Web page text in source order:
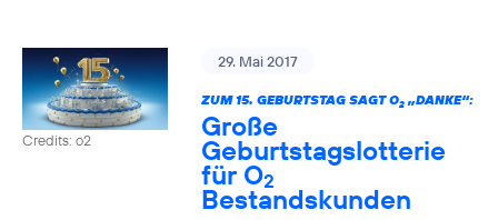
Credits: o2
29. Mai 2017
ZUM 15. GEBURTSTAG SAGT O2„DANKE“:
Große
Geburtstagslotterie
für O2
Bestandskunden